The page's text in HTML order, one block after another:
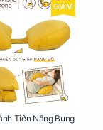
GIẢM
Tiên Nâng Bụng